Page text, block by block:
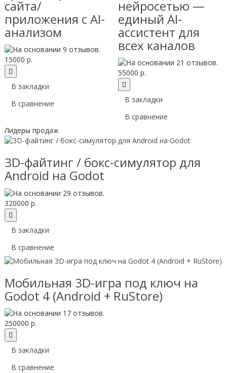
сайта/
приложения с AI-
анализом
15000 р.
В закладки
В сравнение
нейросетью —
единый AI-
ассистент для
всех каналов
55000 р.
В закладки
В сравнение
Лидеры продаж
3D-файтинг / бокс-симулятор для
Android на Godot
320000 р.
В закладки
В сравнение
Мобильная 3D-игра под ключ на
Godot 4 (Android + RuStore)
250000 р.
В закладки
В сравнение